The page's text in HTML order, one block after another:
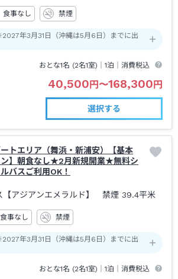
食事なし 禁煙
年3月31日（沖縄は5月6日）までに出
おとな1名 (2名1室)｜1泊 ｜消費税込
40,500円〜168,300円
選択する
トエリア（舞浜・新浦安）【基本
ン】朝食なし★2月新規開業★無料シ
バスご利用OK！
【アジアンエメラルド】 禁煙 39.4平米
食事なし 禁煙
年3月31日（沖縄は5月6日）までに出
おとな1名 (2名1室)｜1泊 ｜消費税込